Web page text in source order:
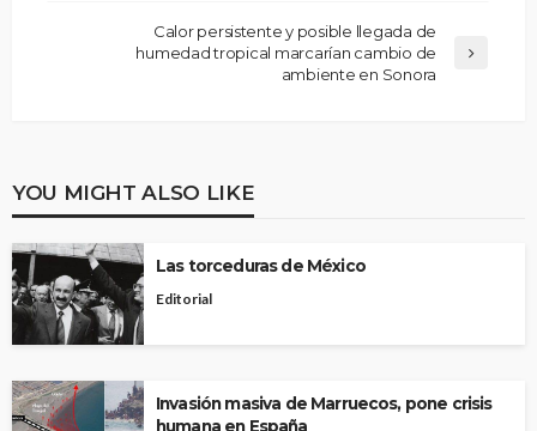
Calor persistente y posible llegada de
humedad tropical marcarían cambio de
ambiente en Sonora
YOU MIGHT ALSO LIKE
Las torceduras de México
Editorial
Invasión masiva de Marruecos, pone crisis
humana en España